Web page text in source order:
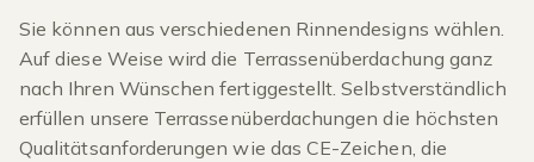
Sie können aus verschiedenen Rinnendesigns wählen.
Auf diese Weise wird die Terrassenüberdachung ganz
nach Ihren Wünschen fertiggestellt. Selbstverständlich
erfüllen unsere Terrassenüberdachungen die höchsten
Qualitätsanforderungen wie das CE-Zeichen, die